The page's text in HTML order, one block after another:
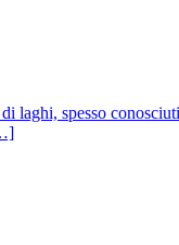
laghi, spesso